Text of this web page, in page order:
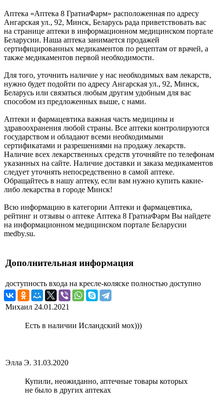
Аптека «Аптека 8 ГратиаФарм» расположенная по адресу
Ангарская ул., 92, Минск, Беларусь рада приветствовать вас
на странице аптеки в информационном медицинском портале
Беларусии. Наша аптека занимается продажей
сертифицированных медикаментов по рецептам от врачей, а
также медикаментов первой необходимости.
Для того, уточнить наличие у нас необходимых вам лекарств,
нужно будет подойти по адресу Ангарская ул., 92, Минск,
Беларусь или связаться любым другим удобным для вас
способом из предложенных выше, с нами.
Аптеки и фармацевтика важная часть медицины и
здравоохранения любой страны. Все аптеки контролируются
государством и обладают всеми необходимыми
сертификатами и разрешениями на продажу лекарств.
Наличие всех лекарственных средств уточняйте по телефонам
указанных на сайте. Наличие доставки и заказа медикаментов
следует уточнять непосредственно в самой аптеке.
Обращайтесь в нашу аптеку, если вам нужно купить какие-
либо лекарства в городе Минск!
Всю информацию в категории Аптеки и фармацевтика,
рейтинг и отзывы о аптеке Аптека 8 ГратиаФарм Вы найдете
на информационном медицинском портале Беларусии
medby.su.
Дополнительная информация
доступность входа на кресле-коляске полностью доступно
Михаил 24.01.2021
Есть в наличии Исландский мох)))
Элла Э. 31.03.2020
Купили, неожиданно, аптечные товары которых
не было в других аптеках